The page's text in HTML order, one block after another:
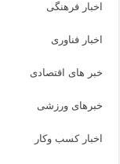
اخبار فرهنگی
اخبار فناوری
خبر های اقتصادی
خبرهای ورزشی
اخبار کسب وکار